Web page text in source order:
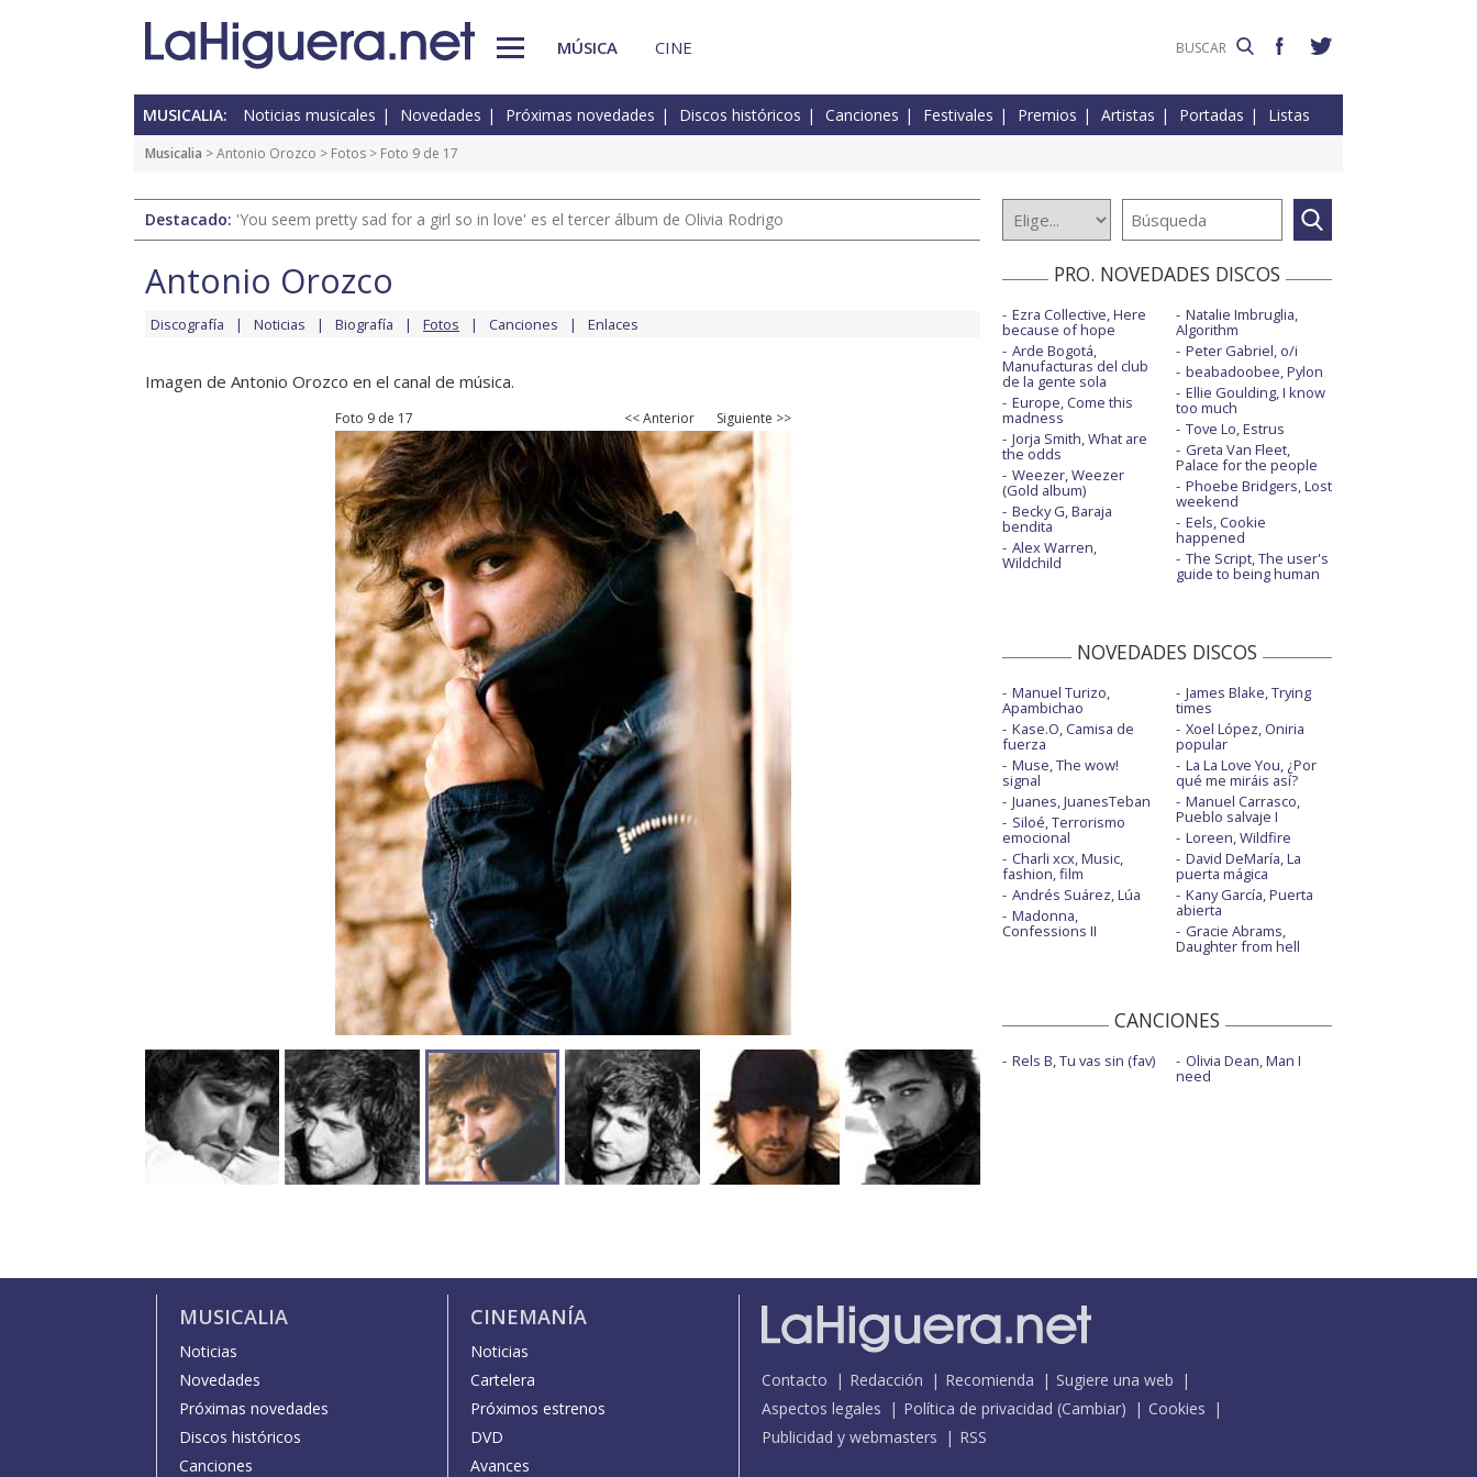
MÚSICA CINE
MUSICALIA: Noticias musicales Novedades Próximas novedades Discos históricos Canciones Festivales Premios Artistas Portadas Listas
Musicalia >Antonio Orozco > Fotos > Foto 9 de 17
Destacado: 'You seem pretty sad for a girl so in love' es el tercer álbum de Olivia Rodrigo
Antonio Orozco
Discografía Noticias Biografía Fotos Canciones Enlaces
Imagen de Antonio Orozco en el canal de música.
Foto 9 de 17 << Anterior Siguiente >>
PRO. NOVEDADES DISCOS
Ezra Collective, Here
because of hope
Arde Bogotá,
Manufacturas del club
de la gente sola
Europe, Come this
madness
Jorja Smith, What are
the odds
Weezer, Weezer
(Gold album)
Becky G, Baraja
bendita
Alex Warren,
Wildchild
Natalie Imbruglia,
Algorithm
Peter Gabriel, o/i
beabadoobee, Pylon
Ellie Goulding, I know
too much
Tove Lo, Estrus
Greta Van Fleet,
Palace for the people
Phoebe Bridgers, Lost
weekend
Eels, Cookie
happened
The Script, The user's
guide to being human
NOVEDADES DISCOS
Manuel Turizo,
Apambichao
Kase.O, Camisa de
fuerza
Muse, The wow!
signal
Juanes, JuanesTeban
Siloé, Terrorismo
emocional
Charli xcx, Music,
fashion, film
Andrés Suárez, Lúa
Madonna,
Confessions II
James Blake, Trying
times
Xoel López, Oniria
popular
La La Love You, ¿Por
qué me miráis así?
Manuel Carrasco,
Pueblo salvaje I
Loreen, Wildfire
David DeMaría, La
puerta mágica
Kany García, Puerta
abierta
Gracie Abrams,
Daughter from hell
CANCIONES
Rels B, Tu vas sin (fav) Olivia Dean, Man I
need
MUSICALIA
Noticias
Novedades
Próximas novedades
Discos históricos
Canciones
CINEMANÍA
Noticias
Cartelera
Próximos estrenos
DVD
Avances
Contacto Redacción Recomienda
Sugiere una web
Aspectos legales
Política de privacidad (Cambiar)
Cookies
Publicidad y webmasters
RSS